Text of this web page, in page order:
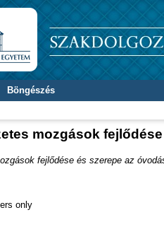
Böngészés
mozgások
fejlődése és szerepe az
only